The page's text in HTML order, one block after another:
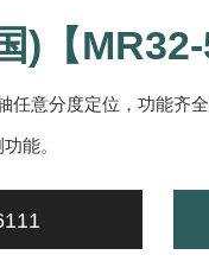
【MR32-
任意分度定位，功能齐
能。